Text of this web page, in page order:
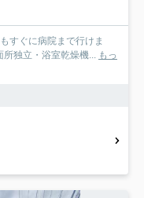
すぐに病院まで行けま
独立・浴室乾燥機... もっ